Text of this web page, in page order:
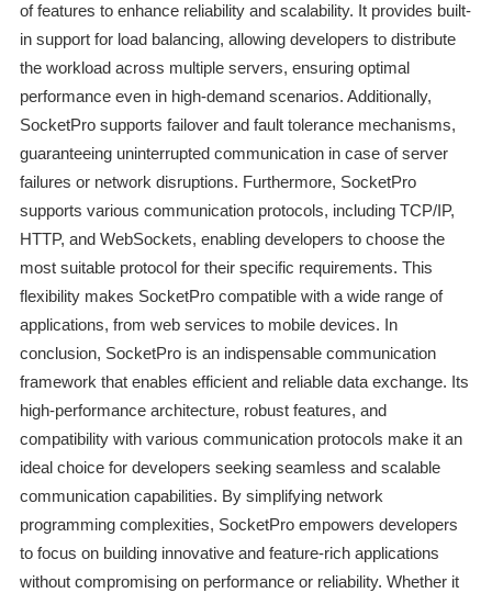
of features to enhance reliability and scalability. It provides built-
in support for load balancing, allowing developers to distribute
the workload across multiple servers, ensuring optimal
performance even in high-demand scenarios. Additionally,
SocketPro supports failover and fault tolerance mechanisms,
guaranteeing uninterrupted communication in case of server
failures or network disruptions. Furthermore, SocketPro
supports various communication protocols, including TCP/IP,
HTTP, and WebSockets, enabling developers to choose the
most suitable protocol for their specific requirements. This
flexibility makes SocketPro compatible with a wide range of
applications, from web services to mobile devices. In
conclusion, SocketPro is an indispensable communication
framework that enables efficient and reliable data exchange. Its
high-performance architecture, robust features, and
compatibility with various communication protocols make it an
ideal choice for developers seeking seamless and scalable
communication capabilities. By simplifying network
programming complexities, SocketPro empowers developers
to focus on building innovative and feature-rich applications
without compromising on performance or reliability. Whether it